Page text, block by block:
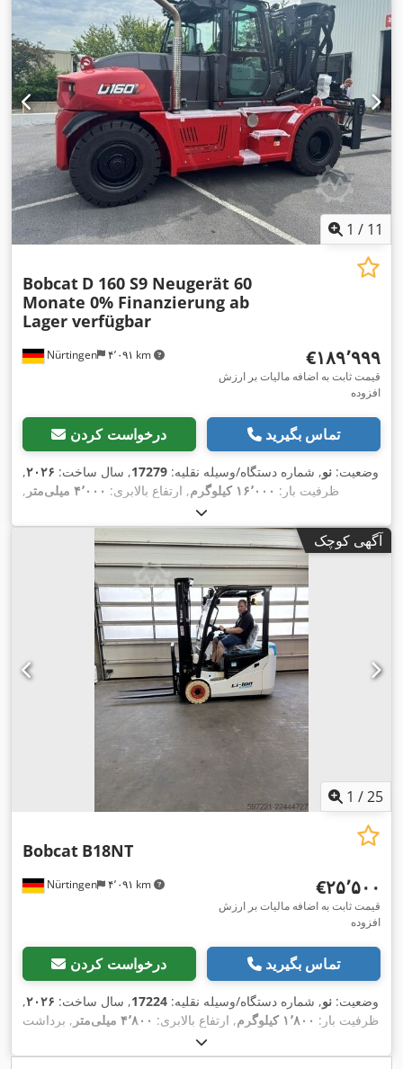
1 / 11
Nürtingen ۴٬۰۹۱ km
Bobcat D 160 S9 Neugerät 60
Monate 0% Finanzierung ab
Lager verfügbar
‎€۱۸۹٬۹۹۹
قیمت ثابت به اضافه مالیات بر ارزش
افزوده
درخواست کردن تماس بگیرید
وضعیت: نو, شماره دستگاه/وسیله نقلیه: 17279, سال ساخت: ۲۰۲۶,
ظرفیت بار: ۱۶٬۰۰۰ کیلوگرم , ارتفاع بالابری: ۴٬۰۰۰ میلی‌متر
,
, مرکز ثقل بار:
سوخت:دیزل, نوع دکل:تریپلکس, ارتفاع سازه:۳٬۰۳۰ میلی‌متر
,
طول شاخک‌ها:۲٬۴۰۰ میلی‌متر , اندازه لاستیک جلو:
, سایز تایر عقب:12.00-20 100% , وزن کل:۱۹٬۳۰۰ کیلوگرم
تجهیزات:,
آگهی کوچک
1 /25
Nürtingen ۴٬۰۹۱ km
Bobcat B18NT
‎€۲۵٬۵۰۰
قیمت ثابت به اضافه مالیات بر ارزش
افزوده
درخواست کردن تماس بگیرید
وضعیت: نو, شماره دستگاه/وسیله نقلیه: 17224, سال ساخت: ۲۰۲۶,
ظرفیت بار: ۱٬۸۰۰ کیلوگرم , ارتفاع بالابری: ۴٬۸۰۰ میلی‌متر
, برداشت
, مرکز ثقل بار:
برقی, نوع دکل:تریپلکس, ارتفاع سازه:۲٬۲۱۵ میلی‌متر
, ولتاژ باتری: